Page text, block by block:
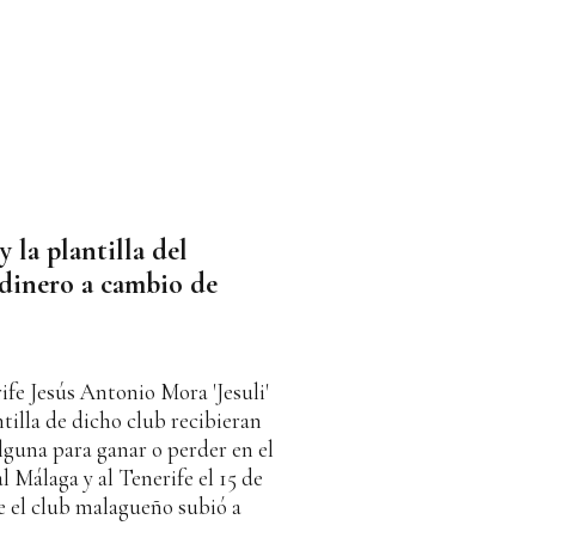
la plantilla del
a cambio de
Jesús Antonio Mora 'Jesuli'
de dicho club recibieran
para ganar o perder en el
y al Tenerife el 15 de
el club malagueño subió a